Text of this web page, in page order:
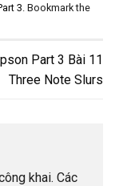
3. Bookmark the
Part 3 Bài 11
Three Note Slurs
khai. Các